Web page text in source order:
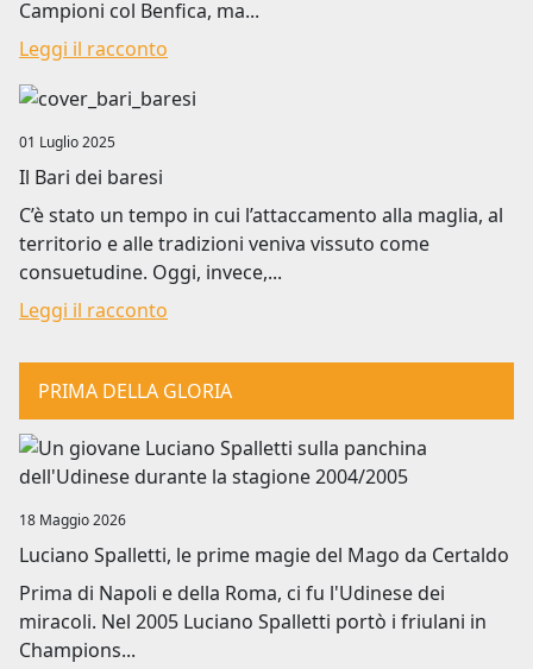
Campioni col Benfica, ma...
Leggi il racconto
Image
01 Luglio 2025
Il Bari dei baresi
C’è stato un tempo in cui l’attaccamento alla maglia, al
territorio e alle tradizioni veniva vissuto come
consuetudine. Oggi, invece,...
Leggi il racconto
PRIMA DELLA GLORIA
Image
18 Maggio 2026
Luciano Spalletti, le prime magie del Mago da Certaldo
Prima di Napoli e della Roma, ci fu l'Udinese dei
miracoli. Nel 2005 Luciano Spalletti portò i friulani in
Champions...